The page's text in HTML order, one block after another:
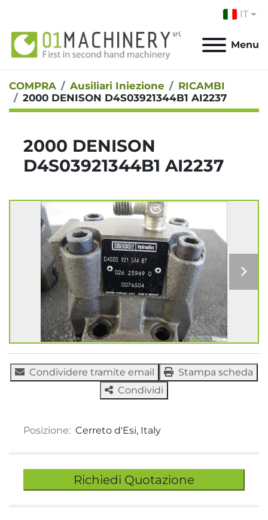
IT
Menu
COMPRA Ausiliari Iniezione
RICAMBI
2000 DENISON D4S03921344B1 AI2237
2000 DENISON
D4S03921344B1 AI2237
Condividere tramite email
Stampa scheda
Condividi
Posizione: Cerreto d'Esi, Italy
Richiedi Quotazione